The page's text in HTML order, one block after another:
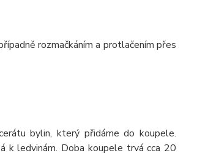
rozmačkáním a protlačením přes
bylin, který přidáme do koupele.
k ledvinám. Doba koupele trvá cca 20